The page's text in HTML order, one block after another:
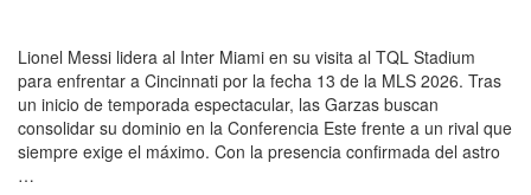
Lionel Messi lidera al Inter Miami en su visita al TQL Stadium
para enfrentar a Cincinnati por la fecha 13 de la MLS 2026. Tras
un inicio de temporada espectacular, las Garzas buscan
consolidar su dominio en la Conferencia Este frente a un rival que
siempre exige el máximo. Con la presencia confirmada del astro
…